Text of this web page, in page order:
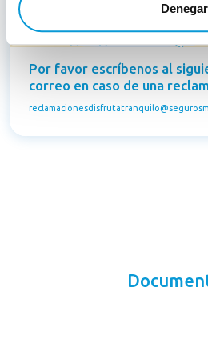
Denegar
Por favor escríbenos al
correo en caso de una